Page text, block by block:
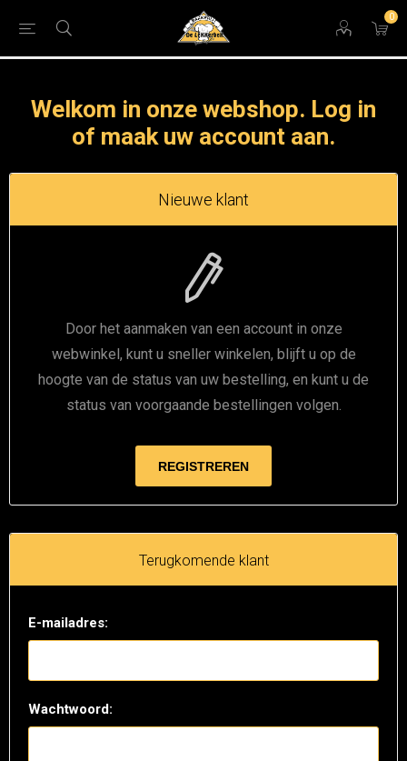
0
Welkom in onze webshop. Log in
of maak uw account aan.
Nieuwe klant
Door het aanmaken van een account in onze
webwinkel, kunt u sneller winkelen, blijft u op de
hoogte van de status van uw bestelling, en kunt u de
status van voorgaande bestellingen volgen.
Terugkomende klant
E-mailadres:
Wachtwoord: